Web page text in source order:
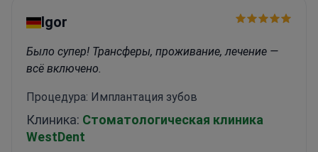
Igor
Было супер! Трансферы, проживание, лечение —
всё включено.
Процедура: Имплантация зубов
Клиника: Стоматологическая клиника
WestDent